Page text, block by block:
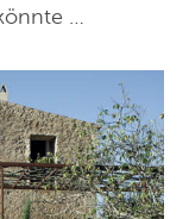
…